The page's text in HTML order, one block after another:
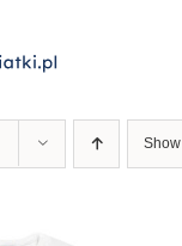
Show